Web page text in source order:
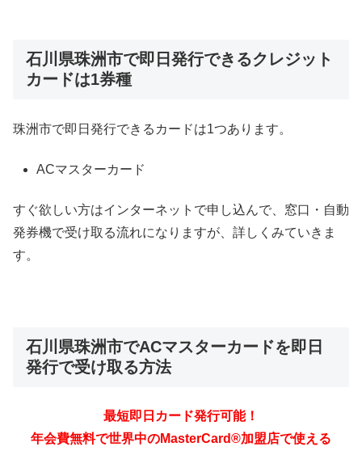
石川県珠洲市で即日発行できるクレジット
カードは1券種
珠洲市で即日発行できるカードは1つあります。
ACマスターカード
すぐ欲しい方はインターネットで申し込んで、窓口・自動
発券機で受け取る流れになりますが、詳しくみていきま
す。
石川県珠洲市でACマスターカードを即日
発行で受け取る方法